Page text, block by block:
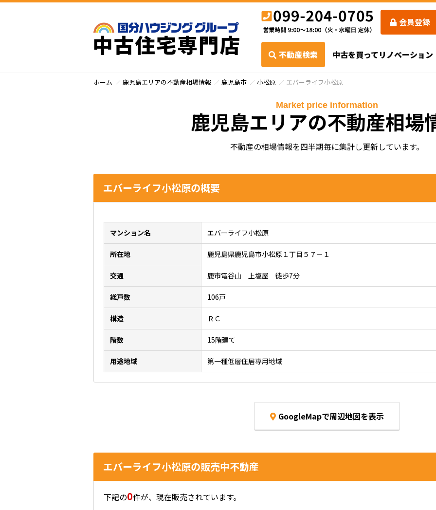
会員登録
不動産検索 中古を買ってリノベーション
ホーム 鹿児島エリアの不動産相場情報 鹿児島市 小松原 エバーライフ小松原
鹿児島エリアの不動産相場
Market price information
不動産の相場情報を四半期毎に集計し更新しています。
エバーライフ小松原の概要
マンション名 エバーライフ小松原
所在地 鹿児島県鹿児島市小松原１丁目５７－１
交通 鹿市電谷山 上塩屋 徒歩7分
総戸数 106戸
構造 ＲＣ
階数 15階建て
用途地域 第一種低層住居専用地域
GoogleMapで周辺地図を表示
エバーライフ小松原の販売中不動産
下記の0件が、現在販売されています。